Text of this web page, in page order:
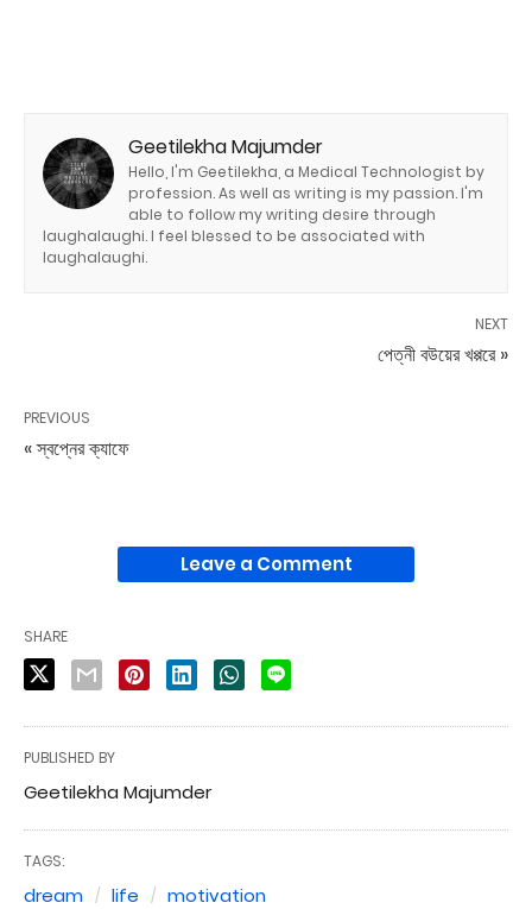
Geetilekha Majumder
Hello, I'm Geetilekha, a Medical Technologist by
profession. As well as writing is my passion. I'm
able to follow my writing desire through
laughalaughi. I feel blessed to be associated with
laughalaughi.
NEXT
পেত্নী বউয়ের খপ্পরে »
PREVIOUS
« স্বপ্নের ক্যাফে
Leave a Comment
SHARE
PUBLISHED BY
Geetilekha Majumder
TAGS:
dream life motivation